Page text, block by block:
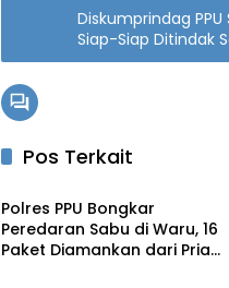
Diskumprindag
Siap-Siap Ditindak
Pos Terkait
Penajam
Polres PPU Bongkar
Peredaran Sabu di Waru, 16
Paket Diamankan dari Pria
Penajam